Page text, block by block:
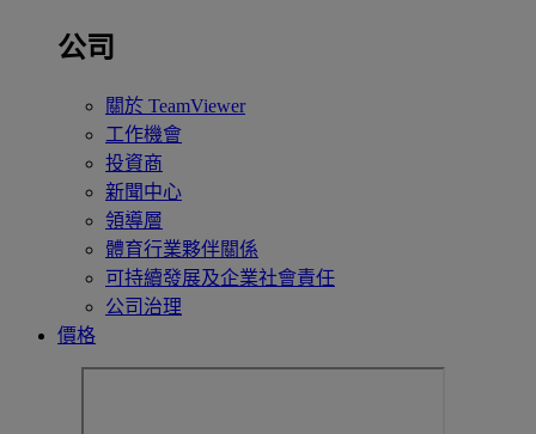
公司
關於 TeamViewer
工作機會
投資商
新聞中心
領導層
體育行業夥伴關係
可持續發展及企業社會責任
公司治理
價格